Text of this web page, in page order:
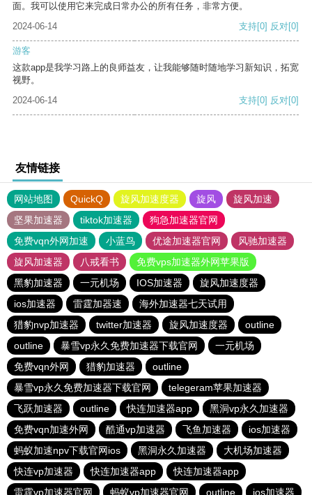
面。我可以使用它来完成日常办公的所有任务，非常方便。
2024-06-14
支持[0] 反对[0]
游客
这款app是我学习路上的良师益友，让我能够随时随地学习新知识，拓宽
视野。
2024-06-14
支持[0] 反对[0]
友情链接
网站地图 QuickQ 旋风加速度器 旋风
旋风加速
坚果加速器
tiktok加速器
狗急加速器官网
免费vqn外网加速
小蓝鸟 优途加速器官网
风驰加速器
旋风加速器
八戒看书
免费vps加速器外网苹果版
黑豹加速器
一元机场 IOS加速器
旋风加速度器
ios加速器
雷霆加器速
海外加速器七天试用
猎豹nvp加速器
twitter加速器 旋风加速度器
outline
outline
暴雪vp永久免费加速器下载官网
一元机场
免费vqn外网
猎豹加速器
outline
暴雪vp永久免费加速器下载官网
telegeram苹果加速器
飞跃加速器
outline 快连加速器app
黑洞vp永久加速器
免费vqn加速外网
酷通vp加速器 飞鱼加速器
ios加速器
蚂蚁加速npv下载官网ios
黑洞永久加速器
大机场加速器
快连vp加速器
快连加速器app
快连加速器app
雷霆vp加速器官网
蚂蚁vp加速器官网 outline ios加速器